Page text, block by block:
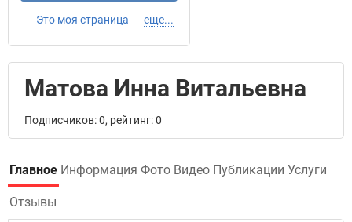
Это моя страница еще...
Матова Инна Витальевна
Подписчиков: 0, рейтинг: 0
Главное Информация Фото Видео Публикации Услуги
Отзывы